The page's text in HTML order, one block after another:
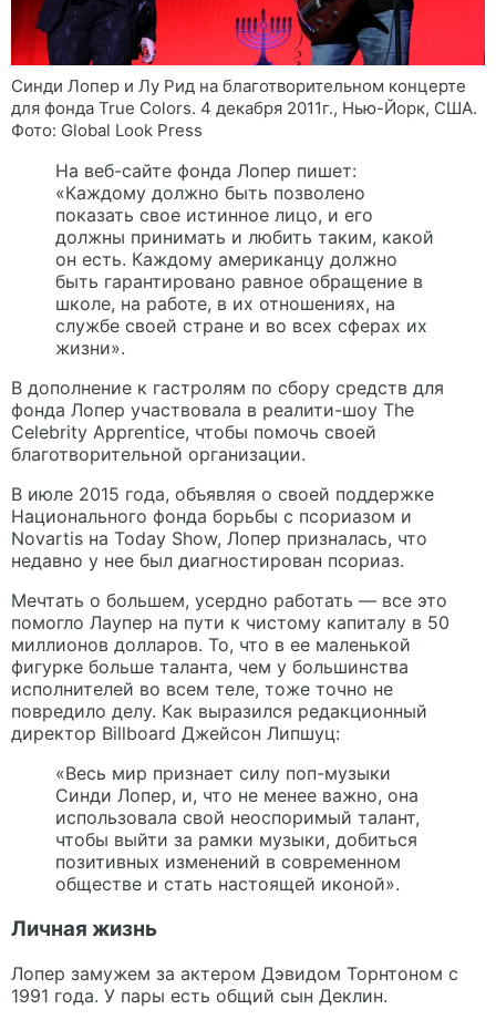
Синди Лопер и Лу Рид на благотворительном концерте
для фонда True Colors. 4 декабря 2011г., Нью-Йорк, США.
Фото: Global Look Press
На веб-сайте фонда Лопер пишет:
«Каждому должно быть позволено
показать свое истинное лицо, и его
должны принимать и любить таким, какой
он есть. Каждому американцу должно
быть гарантировано равное обращение в
школе, на работе, в их отношениях, на
службе своей стране и во всех сферах их
жизни».
В дополнение к гастролям по сбору средств для
фонда Лопер участвовала в реалити-шоу The
Celebrity Apprentice, чтобы помочь своей
благотворительной организации.
В июле 2015 года, объявляя о своей поддержке
Национального фонда борьбы с псориазом и
Novartis на Today Show, Лопер призналась, что
недавно у нее был диагностирован псориаз.
Мечтать о большем, усердно работать — все это
помогло Лаупер на пути к чистому капиталу в 50
миллионов долларов. То, что в ее маленькой
фигурке больше таланта, чем у большинства
исполнителей во всем теле, тоже точно не
повредило делу. Как выразился редакционный
директор Billboard Джейсон Липшуц:
«Весь мир признает силу поп-музыки
Синди Лопер, и, что не менее важно, она
использовала свой неоспоримый талант,
чтобы выйти за рамки музыки, добиться
позитивных изменений в современном
обществе и стать настоящей иконой».
Личная жизнь
Лопер замужем за актером Дэвидом Торнтоном с
1991 года. У пары есть общий сын Деклин.